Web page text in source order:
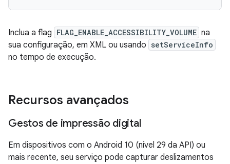
Inclua a flag FLAG_ENABLE_ACCESSIBILITY_VOLUME na
sua configuração, em XML ou usando setServiceInfo
no tempo de execução.
Recursos avançados
Gestos de impressão digital
Em dispositivos com o Android 10 (nível 29 da API) ou
mais recente, seu serviço pode capturar deslizamentos